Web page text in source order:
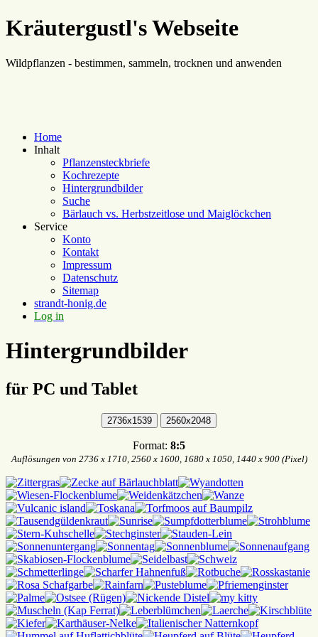
Kräutergustl's Webseite
Wildpflanzen - bestimmen, sammeln, trocknen und anwenden
Home
Inhalt
Pflanzensteckbriefe
Kochrezepte
Hintergrundbilder
Suche
Bärlauch vs. Herbstzeitlose und Maiglöckchen
Service
Konto
Kontakt
Impressum
Datenschutz
Sitemap
strandt-honig.de
Log in
Hintergrundbilder
für PC und Tablet
Format: 8:5
Auflösungen von 2736 x 1710, 2560 x 1600, 1680 x 1050, 1440 x 900 (Pixel)